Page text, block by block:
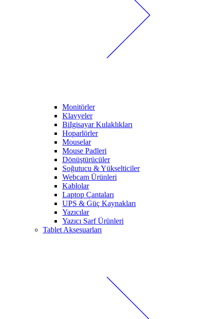
Monitörler
Klavyeler
BiIgisayar Kulaklıkları
Hoparlörler
Mouselar
Mouse Padleri
Dönüştürücüler
Soğutucu & Yükselticiler
Webcam Ürünleri
Kablolar
Laptop Çantaları
UPS & Güç Kaynakları
Yazıcılar
Yazıcı Sarf Ürünleri
Tablet Aksesuarları